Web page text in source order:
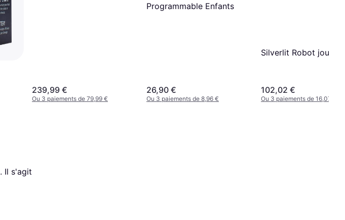
239,99 €
Ou 3 paiements de 79,99 €
Programmable Enfants
26,90 €
Ou 3 paiements de 8,96 €
Silverlit Robot jouet
102,02 €
Ou 3 paiements de 16,07 €
. Il s'agit